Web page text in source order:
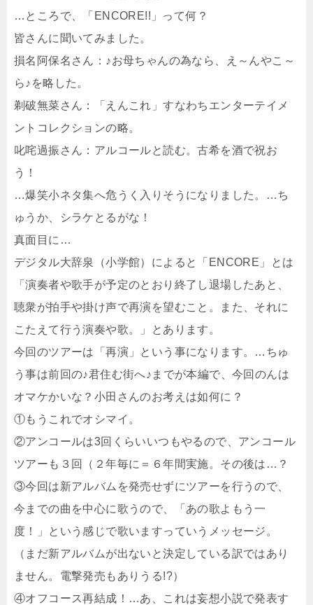
…ところで、「ENCORE!!」って何？
皆さんに聞いてみました。
損名阿保名さん：♪お母ちゃんの為なら、え～んやこ～
ら♪を略した。
剃破無菜さん：「えんこれ」すなわちエンターテイメ
ントコレクションの略。
叱咤過振さん：アルコールと読む。古希を酒で祝お
う！
…爆笑小ネタ集へ危うく入りそうになりました。…ち
ゅうか、シラケとるがな！
真面目に…
デジタル大辞泉（小学館）によると「ENCORE」とは
「演奏者や歌手が予定のとおり終了し退場したあと、
聴衆が拍手や掛け声で再演を望むこと。また、それに
こたえて行う演奏や歌。」とあります。
今回のツアーは「再演」という事になります。…ちゅ
う事は前回の♪君住む街へ♪までが本編で、今回のんは
オマケかいな？小田さんのお考えは如何に？
①もうこれでオシマイ。
②アンコールは3回くらいいつもやるので、アンコール
ツアーも３回（２年毎に＝６年間実施。その後は…？
③今回は新アルバムを発売せずにツアーを行うので、
今までの曲を中心に歌うので、「あの歌よもう一
度！」という感じで歌いますっていうメッセージ。
（まだ新アルバムが出ないと決定している訳ではあり
ません。電撃発売もありうる!?）
④オフコース再結成！…あ、これは妄想小説で発表す